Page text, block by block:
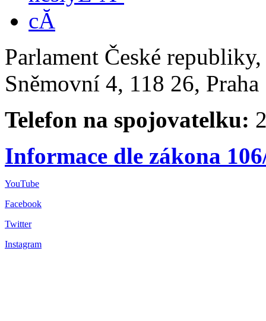
Parlament České
Sněmovní 4, 118 26,
Telefon na spojovatelku:
Informace dle zákona
YouTube
Facebook
Twitter
Instagram